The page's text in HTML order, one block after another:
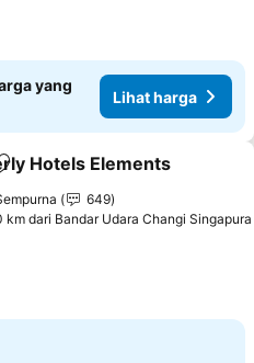
yang
Lihat harga
ke favorit
Hotels Elements
649
km dari Bandar Udara Changi Singapura